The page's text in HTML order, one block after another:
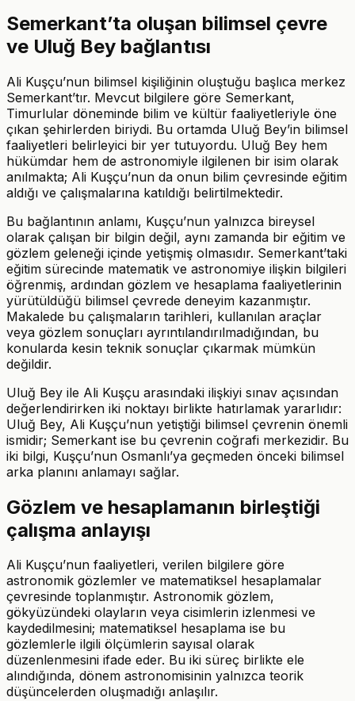
Semerkant’ta oluşan bilimsel çevre
ve Uluğ Bey bağlantısı
Ali Kuşçu’nun bilimsel kişiliğinin oluştuğu başlıca merkez
Semerkant’tır. Mevcut bilgilere göre Semerkant,
Timurlular döneminde bilim ve kültür faaliyetleriyle öne
çıkan şehirlerden biriydi. Bu ortamda Uluğ Bey’in bilimsel
faaliyetleri belirleyici bir yer tutuyordu. Uluğ Bey hem
hükümdar hem de astronomiyle ilgilenen bir isim olarak
anılmakta; Ali Kuşçu’nun da onun bilim çevresinde eğitim
aldığı ve çalışmalarına katıldığı belirtilmektedir.
Bu bağlantının anlamı, Kuşçu’nun yalnızca bireysel
olarak çalışan bir bilgin değil, aynı zamanda bir eğitim ve
gözlem geleneği içinde yetişmiş olmasıdır. Semerkant’taki
eğitim sürecinde matematik ve astronomiye ilişkin bilgileri
öğrenmiş, ardından gözlem ve hesaplama faaliyetlerinin
yürütüldüğü bilimsel çevrede deneyim kazanmıştır.
Makalede bu çalışmaların tarihleri, kullanılan araçlar
veya gözlem sonuçları ayrıntılandırılmadığından, bu
konularda kesin teknik sonuçlar çıkarmak mümkün
değildir.
Uluğ Bey ile Ali Kuşçu arasındaki ilişkiyi sınav açısından
değerlendirirken iki noktayı birlikte hatırlamak yararlıdır:
Uluğ Bey, Ali Kuşçu’nun yetiştiği bilimsel çevrenin önemli
ismidir; Semerkant ise bu çevrenin coğrafi merkezidir. Bu
iki bilgi, Kuşçu’nun Osmanlı’ya geçmeden önceki bilimsel
arka planını anlamayı sağlar.
Gözlem ve hesaplamanın birleştiği
çalışma anlayışı
Ali Kuşçu’nun faaliyetleri, verilen bilgilere göre
astronomik gözlemler ve matematiksel hesaplamalar
çevresinde toplanmıştır. Astronomik gözlem,
gökyüzündeki olayların veya cisimlerin izlenmesi ve
kaydedilmesini; matematiksel hesaplama ise bu
gözlemlerle ilgili ölçümlerin sayısal olarak
düzenlenmesini ifade eder. Bu iki süreç birlikte ele
alındığında, dönem astronomisinin yalnızca teorik
düşüncelerden oluşmadığı anlaşılır.